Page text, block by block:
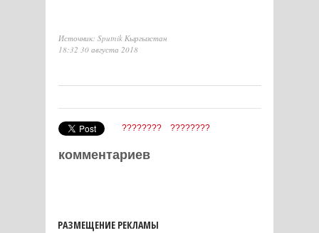
Источник: Sputnik Кыргызстан
18:32 30 августа 2018
???????? ????????
комментариев
РАЗМЕЩЕНИЕ РЕКЛАМЫ